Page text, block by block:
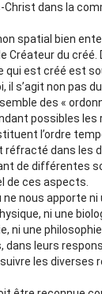
Christ dans la
spatial bien
Créateur du créé.
qui est créé est
il s’agit non pas
des «
possibles les
l’ordre
réfracté dans les
de différentes
de ces aspects.
ne nous apporte ni
ni une
ni une
dans leurs
les diverses